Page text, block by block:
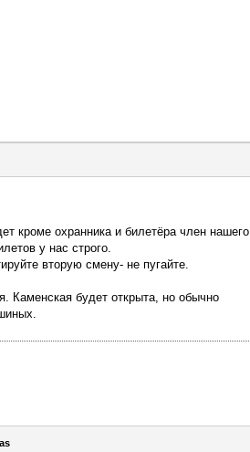
кроме охранника и билетёра член нашего
у нас строго.
вторую смену- не пугайте.
Каменская будет открыта, но обычно